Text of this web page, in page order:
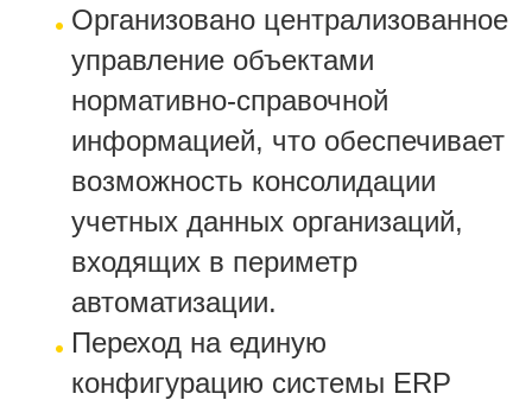
Организовано централизованное
управление объектами
нормативно-справочной
информацией, что обеспечивает
возможность консолидации
учетных данных организаций,
входящих в периметр
автоматизации.
Переход на единую
конфигурацию системы ERP